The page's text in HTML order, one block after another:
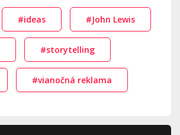
#ideas #John Lewis
#storytelling
#vianočná reklama